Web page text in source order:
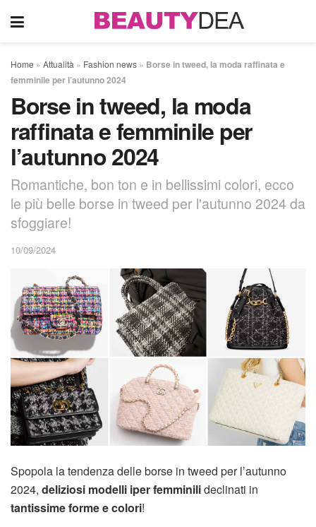
Home » Attualità » Fashion news » Borse in tweed, la moda raffinata e
femminile per l’autunno 2024
Borse in tweed, la moda
raffinata e femminile per
l’autunno 2024
Romantiche, bon ton e in bellissimi colori, ecco
le più belle borse in tweed per l'autunno 2024 da
sfoggiare!
10/09/2024
Spopola la tendenza delle borse in tweed per l’autunno
2024, deliziosi modelli iper femminilideclinati in
tantissime forme e colori!